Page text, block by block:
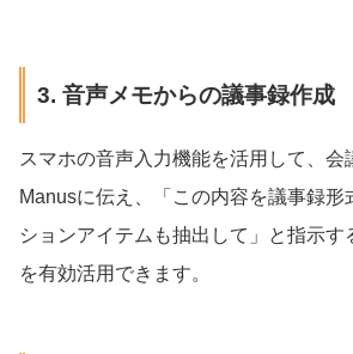
3. 音声メモからの議事録作成
スマホの音声入力機能を活用して、会
Manusに伝え、「この内容を議事録形
ションアイテムも抽出して」と指示す
を有効活用できます。